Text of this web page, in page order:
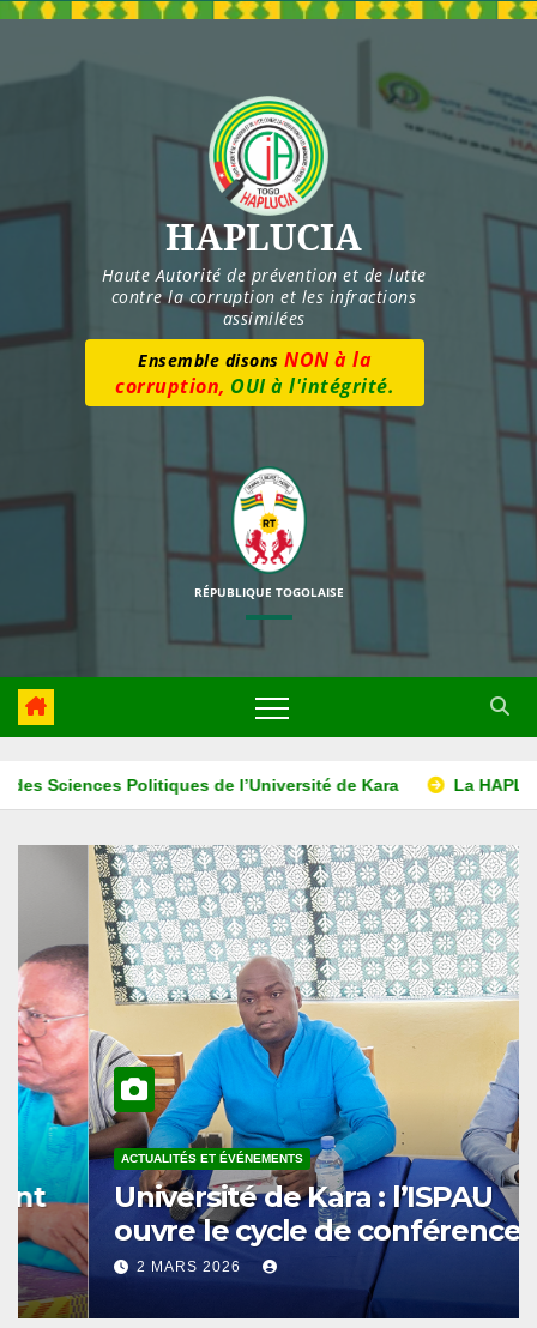
Skip
content
HAPLUCIA
Haute Autorité de prévention et de lutte
contre la corruption et les infractions
assimilées
Numéro vert :8277
RÉPUBLIQUE TOGOLAISE
ACTUALITÉS ET ÉVÉNEMENTS
Éducation à l’intégrité : la
HAPLUCIA associe l’IAEC au
prétest du programme
anticorruption
12 MARS 2026